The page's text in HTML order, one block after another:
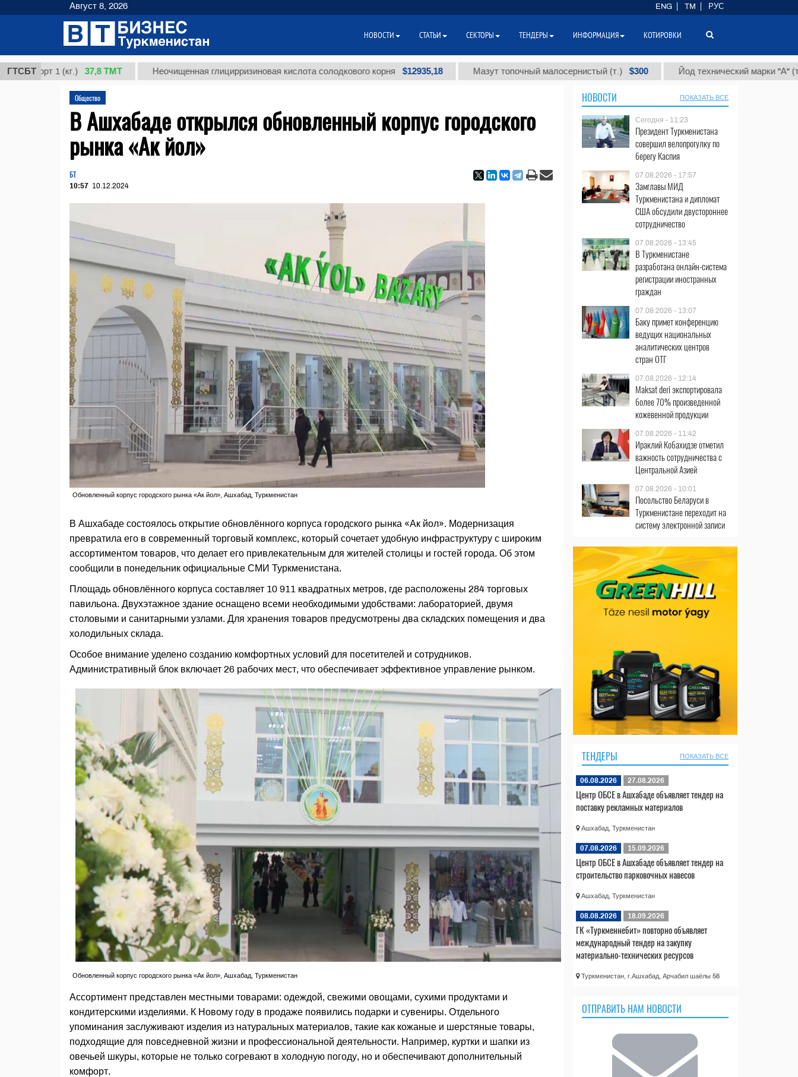
ГТСБТ
1 (кг.) 37,8 ТМТ Неочищенная глицирризиновая кислота солодкового корня $12935,18 Мазут топочный малосернистый (т.) $300 Йод технический марки "А" (т.) $86
Общество
В Ашхабаде открылся обновленный корпус городского
рынка «Ак йол»
БТ
10:57 10.12.2024
Обновленный корпус городского рынка «Ак йол», Ашхабад, Туркменистан
В Ашхабаде состоялось открытие обновлённого корпуса городского рынка «Ак йол». Модернизация
превратила его в современный торговый комплекс, который сочетает удобную инфраструктуру с широким
ассортиментом товаров, что делает его привлекательным для жителей столицы и гостей города. Об этом
сообщили в понедельник официальные СМИ Туркменистана.
Площадь обновлённого корпуса составляет 10 911 квадратных метров, где расположены 284 торговых
павильона. Двухэтажное здание оснащено всеми необходимыми удобствами: лабораторией, двумя
столовыми и санитарными узлами. Для хранения товаров предусмотрены два складских помещения и два
холодильных склада.
Особое внимание уделено созданию комфортных условий для посетителей и сотрудников.
Административный блок включает 26 рабочих мест, что обеспечивает эффективное управление рынком.
Обновленный корпус городского рынка «Ак йол», Ашхабад, Туркменистан
Ассортимент представлен местными товарами: одеждой, свежими овощами, сухими продуктами и
кондитерскими изделиями. К Новому году в продаже появились подарки и сувениры. Отдельного
упоминания заслуживают изделия из натуральных материалов, такие как кожаные и шерстяные товары,
подходящие для повседневной жизни и профессиональной деятельности. Например, куртки и шапки из
овечьей шкуры, которые не только согревают в холодную погоду, но и обеспечивают дополнительный
комфорт.
НОВОСТИ ПОКАЗАТЬ ВСЕ
Сегодня - 11:23
Президент Туркменистана
совершил велопрогулку по
берегу Каспия
07.08.2026 - 17:57
Замглавы МИД
Туркменистана и дипломат
США обсудили двустороннее
сотрудничество
07.08.2026 - 13:45
В Туркменистане
разработана онлайн-система
регистрации иностранных
граждан
07.08.2026 - 13:07
Баку примет конференцию
ведущих национальных
аналитических центров
стран ОТГ
07.08.2026 - 12:14
Maksat deri экспортировала
более 70% произведенной
кожевенной продукции
07.08.2026 - 11:42
Ираклий Кобахидзе отметил
важность сотрудничества с
Центральной Азией
07.08.2026 - 10:01
Посольство Беларуси в
Туркменистане переходит на
систему электронной записи
ТЕНДЕРЫ ПОКАЗАТЬ ВСЕ
06.08.2026 27.08.2026
Центр ОБСЕ в Ашхабаде объявляет тендер на
поставку рекламных материалов
Ашхабад, Туркменистан
07.08.2026 15.09.2026
Центр ОБСЕ в Ашхабаде объявляет тендер на
строительство парковочных навесов
Ашхабад, Туркменистан
08.08.2026 18.09.2026
ГК «Туркменнебит» повторно объявляет
международный тендер на закупку
материально-технических ресурсов
Туркменистан, г.Ашхабад, Арчабил шаёлы 56
ОТПРАВИТЬ НАМ НОВОСТИ
Август 8, 2026 ENG TM РУС
НОВОСТИ СТАТЬИ СЕКТОРЫ ТЕНДЕРЫ ИНФОРМАЦИЯ КОТИРОВКИ